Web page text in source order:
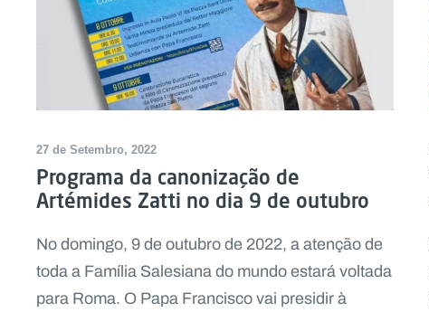
27 de Setembro, 2022
Programa da canonização de
Artémides Zatti no dia 9 de outubro
No domingo, 9 de outubro de 2022, a atenção de
toda a Família Salesiana do mundo estará voltada
para Roma. O Papa Francisco vai presidir à